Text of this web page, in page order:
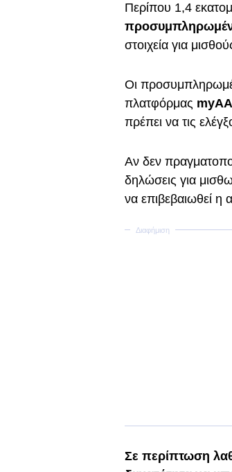
Περίπου 1,4
στοιχεία για
Οι
πλατφόρμας
πρέπει να τις
Αν δεν
δηλώσεις για
να επιβεβαιωθεί
Σε περίπτωση